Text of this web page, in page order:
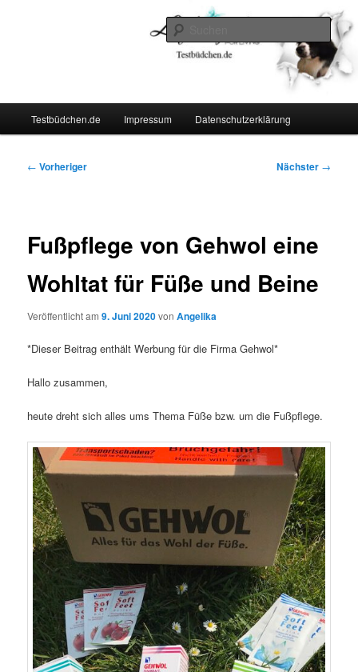
Testbüdchen.de Impressum Datenschutzerklärung
Beitragsnavigation
← Vorheriger Nächster →
Fußpflege von Gehwol eine
Wohltat für Füße und Beine
Veröffentlicht am9. Juni 2020vonAngelika
*Dieser Beitrag enthält Werbung für die Firma Gehwol*
Hallo zusammen,
heute dreht sich alles ums Thema Füße bzw. um die Fußpflege.